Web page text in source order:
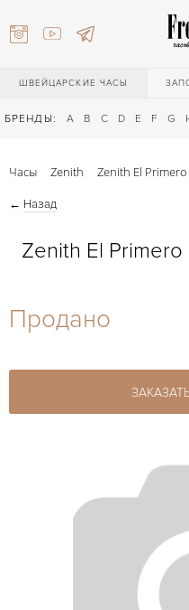
ШВЕЙЦАРСКИЕ ЧАСЫ
БРЕНДЫ: A B C D E F G
27-44
27-44
Часы Zenith Zenith El
← Назад
Zenith El
Продано